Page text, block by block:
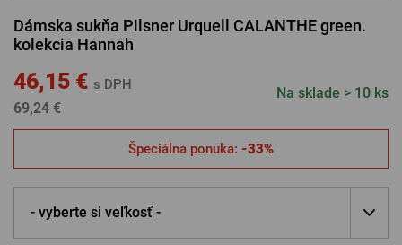
PRIHLÁSENIE CEZ APPLE
Dámska sukňa Pilsner Urquell CALANTHE green.
kolekcia Hannah
69,24 €
46,15 € s DPH Na sklade > 10 ks
Špeciálna ponuka: -33%
- vyberte si veľkosť -